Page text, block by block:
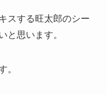
スする旺太郎のシー
と思います。
。